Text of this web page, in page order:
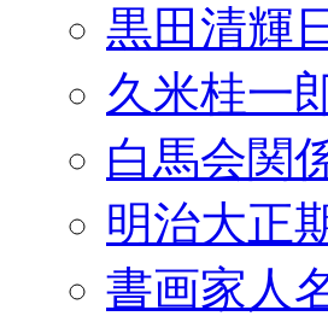
黒田清輝
久米桂一
白馬会関
明治大正
書画家人